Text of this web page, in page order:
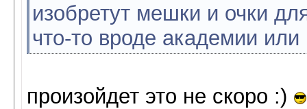
изобретут мешки и очки
что-то вроде академии или
произойдет это не скоро :)